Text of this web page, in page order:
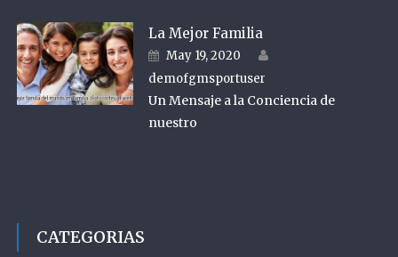
La Mejor Familia
Posted on
May 19, 2020
demofgmsportuser
Un Mensaje a la Conciencia de
nuestro
CATEGORIAS